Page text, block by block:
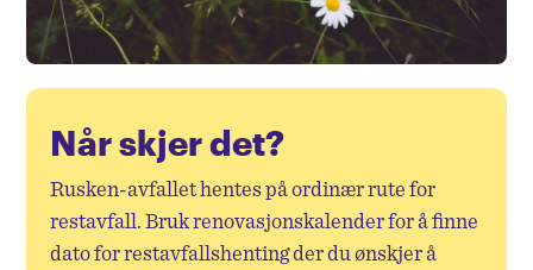
Når skjer det?
Rusken-avfallet hentes på ordinær rute for
restavfall. Bruk renovasjonskalender for å finne
dato for restavfallshenting der du ønskjer å